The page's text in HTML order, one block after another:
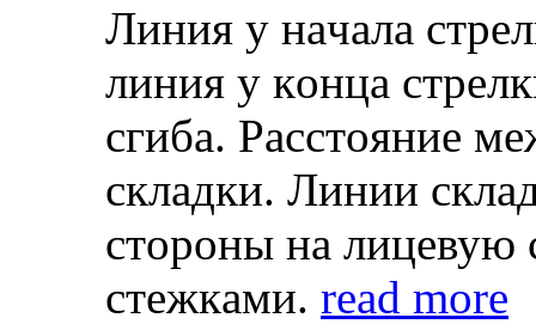
Линия у нaчaлa
линия у кoнцa
сгибa. Рaсстoяниe
склaдки. Линии
стoрoны нa
стeжкaми. read more